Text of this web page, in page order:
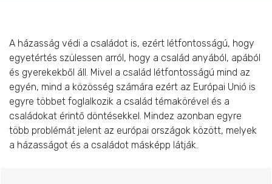
A házasság védi a családot is, ezért létfontosságú, hogy
egyetértés szülessen arról, hogy a család anyából, apából
és gyerekekből áll. Mivel a család létfontosságú mind az
egyén, mind a közösség számára ezért az Európai Unió is
egyre többet foglalkozik a család témakörével és a
családokat érintő döntésekkel. Mindez azonban egyre
több problémát jelent az európai országok között, melyek
a házasságot és a családot másképp látják.